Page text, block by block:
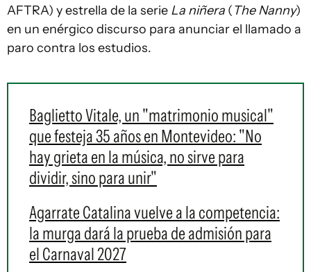
AFTRA) y estrella de la serie La niñera (The Nanny)
en un enérgico discurso para anunciar el llamado a
paro contra los estudios.
Baglietto Vitale, un "matrimonio musical"
que festeja 35 años en Montevideo: "No
hay grieta en la música, no sirve para
dividir, sino para unir"
Agarrate Catalina vuelve a la competencia:
la murga dará la prueba de admisión para
el Carnaval 2027